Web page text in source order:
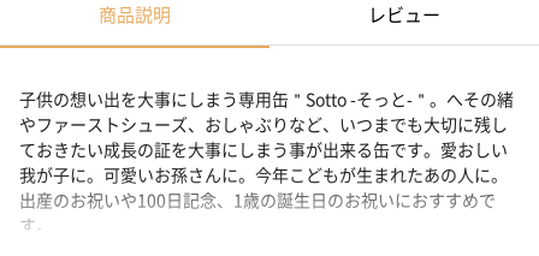
商品説明 レビュー
子供の想い出を大事にしまう専用缶＂Sotto -そっと-＂。へその緒
やファーストシューズ、おしゃぶりなど、いつまでも大切に残し
ておきたい成長の証を大事にしまう事が出来る缶です。愛おしい
我が子に。可愛いお孫さんに。今年こどもが生まれたあの人に。
出産のお祝いや100日記念、1歳の誕生日のお祝いにおすすめで
す。